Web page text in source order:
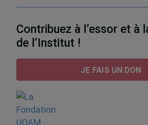
Contribuez à l’essor et à
de l’Institut !
JE FAIS UN DON